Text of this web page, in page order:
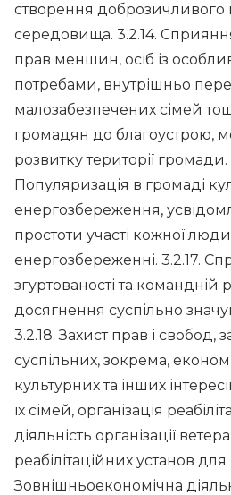
створення доброзичливого
середовища. 3.2.14.
прав меншин, осіб із
потребами, внутрішньо
малозабезпечених сімей
громадян до благоустрою,
розвитку території громади.
Популяризація в громаді
енергозбереження,
простоти участі кожної
енергозбереженні. 3.2.17.
згуртованості та командній
досягнення суспільно
3.2.18. Захист прав і свобод,
суспільних, зокрема,
культурних та інших
їх сімей, організація
діяльність організації
реабілітаційних установ для
Зовнішньоекономічна